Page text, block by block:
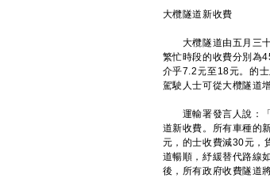
大欖隧道新收費
大欖隧道由五月三十
繁忙時段的收費分別為
介乎7.2元至18元。的
駕駛人士可從大欖隧道
運輸署發言人說：「
道新收費。所有車種的
元，的士收費減30元，
道暢順，紓緩替代路線
後，所有政府收費隧道